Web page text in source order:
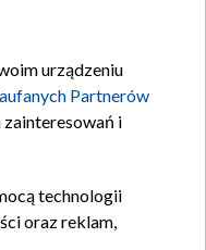
urządzeniu
Partnerów
i
technologii
oraz reklam,